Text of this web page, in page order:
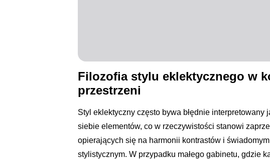
Filozofia stylu eklektycznego w
przestrzeni
Styl eklektyczny często bywa błędnie
siebie elementów, co w rzeczywistości stanowi
opierających się na harmonii kontrastów i
stylistycznym. W przypadku małego gabinetu, gdzie